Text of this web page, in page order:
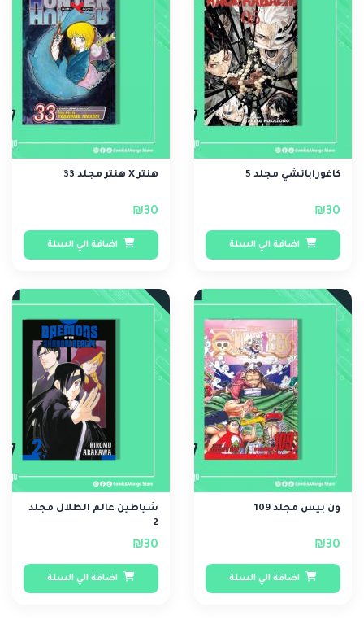
كاغوراباتشي مجلد 5
₪30
اضافة الي السلة
هنتر X هنتر مجلد 33
₪30
اضافة الي السلة
ون بيس مجلد 109
₪30
اضافة الي السلة
شياطين عالم الظلال مجلد
2
₪30
اضافة الي السلة